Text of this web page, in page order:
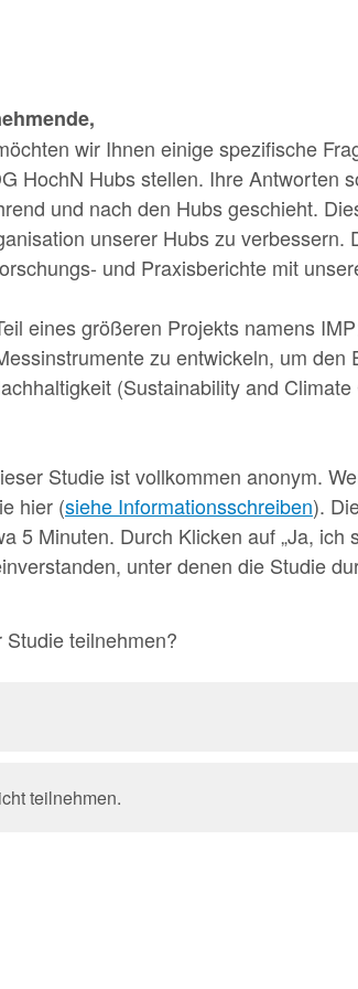
wir Ihnen einige spezifische
HochN Hubs stellen. Ihre Antworten
und nach den Hubs geschieht.
unserer Hubs zu verbessern.
und Praxisberichte mit
eines größeren Projekts namens
zu entwickeln, um den
(Sustainability and
Studie ist vollkommen anonym.
hier (siehe Informationsschreiben).
5 Minuten. Durch Klicken auf „Ja, ich
unter denen die Studie
teilnehmen?
teilnehmen.